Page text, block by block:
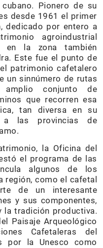
Pionero de su
desde 1961 el primer
dedicado por entero a
agroindustrial
en la zona también
Este fue el punto de
patrimonio cafetalero
un sinnúmero de rutas
conjunto de
que recorren esa
tan diversa en su
a las provincias de
la Oficina del
el programa de las
algunos de los
región, como el cafetal
de un interesante
y sus componentes,
la tradición productiva.
Paisaje Arqueológico
Cafetaleras del
por la Unesco como